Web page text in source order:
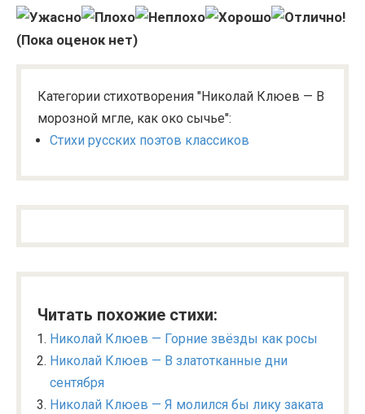
(Пока оценок нет)
Категории стихотворения "Николай Клюев — В
морозной мгле, как око сычье":
Стихи русских поэтов классиков
Читать похожие стихи:
Николай Клюев — Горние звёзды как росы
Николай Клюев — В златотканные дни
сентября
Николай Клюев — Я молился бы лику заката